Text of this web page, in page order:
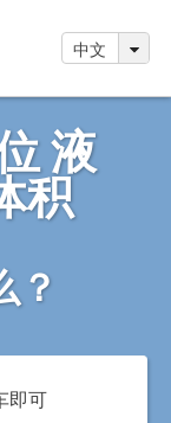
中文
液
积
？
即可